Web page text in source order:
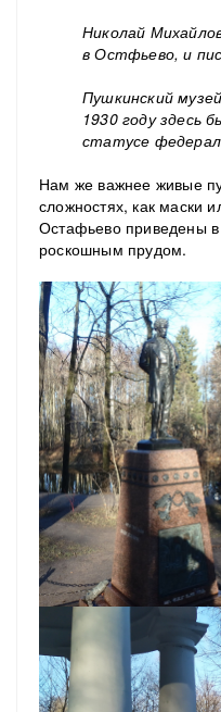
Николай
в Остфьево, и
Пушкинский
1930 году здесь
статусе
Нам же важнее живые
сложностях, как маски
Остафьево приведены
роскошным прудом.